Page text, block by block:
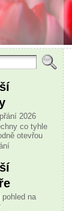
2026
co tyhle
otevřou
pohled na